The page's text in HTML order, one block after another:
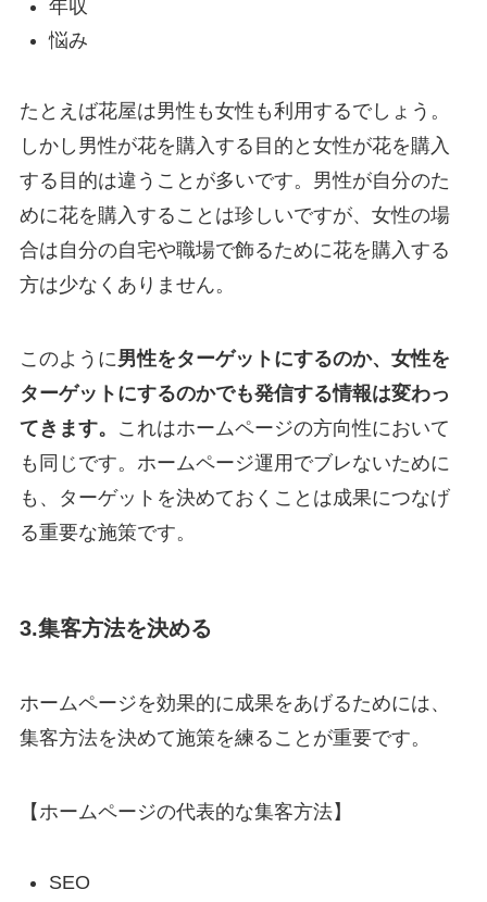
年収
悩み
たとえば花屋は男性も女性も利用するでしょう。
しかし男性が花を購入する目的と女性が花を購入
する目的は違うことが多いです。男性が自分のた
めに花を購入することは珍しいですが、女性の場
合は自分の自宅や職場で飾るために花を購入する
方は少なくありません。
このように男性をターゲットにするのか、女性を
ターゲットにするのかでも発信する情報は変わっ
てきます。
これはホームページの方向性において
も同じです。ホームページ運用でブレないために
も、ターゲットを決めておくことは成果につなげ
る重要な施策です。
3.集客方法を決める
ホームページを効果的に成果をあげるためには、
集客方法を決めて施策を練ることが重要です。
【ホームページの代表的な集客方法】
SEO